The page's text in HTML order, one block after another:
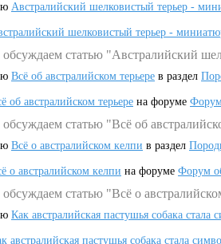
Австралийский шелковистый терьер -
шелковистый терьер -
статью "Австралийский
Всё об австралийском терьере в раздел
об австралийском терьере на форуме
статью "Всё об
Всё о австралийском келпи в раздел
о австралийском келпи на форуме Форум
статью "Всё о
Как австралийская пастушья собака
австралийская пастушья собака стала